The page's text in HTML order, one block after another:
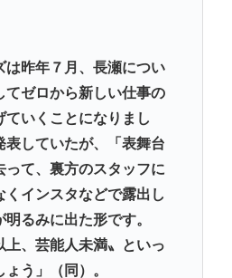
昨年７月、長瀬につい
てゼロから新しい仕事の
ていくことになりまし
表していたが、「表舞台
って、裏方のスタッフに
くインスタなどで露出し
るみに出た形です。
上、芸能人未満〟といっ
う」（同）。